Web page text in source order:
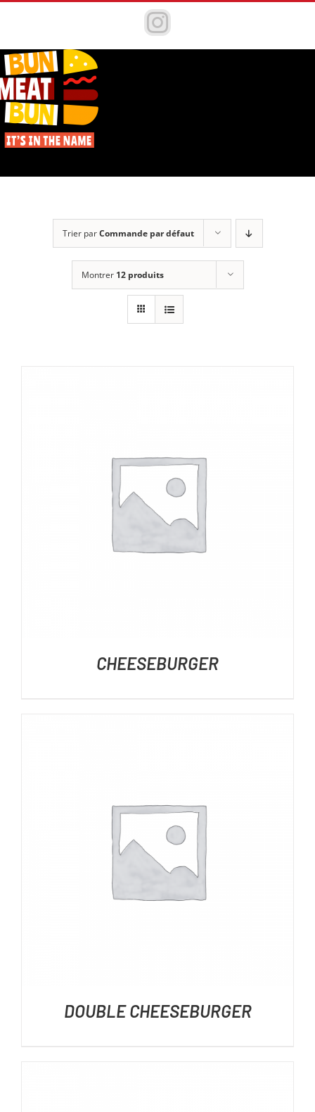
contenu
Instagram
Trier parCommande par défaut
Montrer 12 produits
DÉTAILS
CHEESEBURGER
DÉTAILS
DOUBLE CHEESEBURGER